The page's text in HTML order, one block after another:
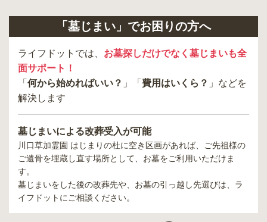
「墓じまい」でお困りの方へ
ライフドットでは、 お墓探しだけでなく墓じまいも全
面サポート！
「 何から始めればいい？ 」「 費用はいくら？ 」などを
解決します
墓じまいによる改葬受入が可能
川口草加霊園 はじまりの杜に空き区画があれば、ご先祖様の
ご遺骨を埋蔵し直す場所として、お墓をご利用いただけま
す。
墓じまいをした後の改葬先や、お墓の引っ越し先選びは、ラ
イフドットにご相談ください。